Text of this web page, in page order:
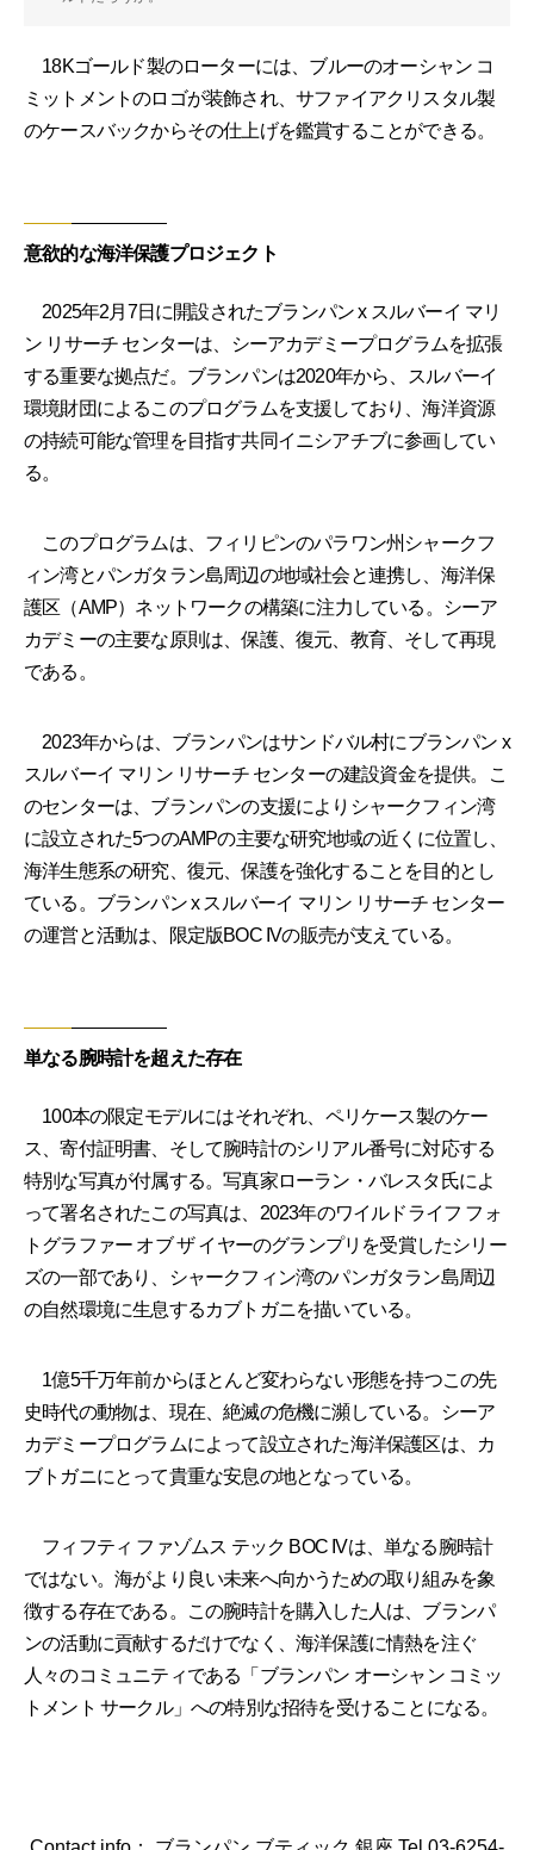
18Kゴールド製のローターには、ブルーのオーシャン コ
ミットメントのロゴが装飾され、サファイアクリスタル製
のケースバックからその仕上げを鑑賞することができる。
意欲的な海洋保護プロジェクト
2025年2月7日に開設されたブランパン x スルバーイ マリ
ン リサーチ センターは、シーアカデミープログラムを拡張
する重要な拠点だ。ブランパンは2020年から、スルバーイ
環境財団によるこのプログラムを支援しており、海洋資源
の持続可能な管理を目指す共同イニシアチブに参画してい
る。
このプログラムは、フィリピンのパラワン州シャークフ
ィン湾とパンガタラン島周辺の地域社会と連携し、海洋保
護区（AMP）ネットワークの構築に注力している。シーア
カデミーの主要な原則は、保護、復元、教育、そして再現
である。
2023年からは、ブランパンはサンドバル村にブランパン x
スルバーイ マリン リサーチ センターの建設資金を提供。こ
のセンターは、ブランパンの支援によりシャークフィン湾
に設立された5つのAMPの主要な研究地域の近くに位置し、
海洋生態系の研究、復元、保護を強化することを目的とし
ている。ブランパン x スルバーイ マリン リサーチ センター
の運営と活動は、限定版BOC IVの販売が支えている。
単なる腕時計を超えた存在
100本の限定モデルにはそれぞれ、ペリケース製のケー
ス、寄付証明書、そして腕時計のシリアル番号に対応する
特別な写真が付属する。写真家ローラン・バレスタ氏によ
って署名されたこの写真は、2023年のワイルドライフ フォ
トグラファー オブ ザ イヤーのグランプリを受賞したシリー
ズの一部であり、シャークフィン湾のパンガタラン島周辺
の自然環境に生息するカブトガニを描いている。
1億5千万年前からほとんど変わらない形態を持つこの先
史時代の動物は、現在、絶滅の危機に瀕している。シーア
カデミープログラムによって設立された海洋保護区は、カ
ブトガニにとって貴重な安息の地となっている。
フィフティ ファゾムス テック BOC IVは、単なる腕時計
ではない。海がより良い未来へ向かうための取り組みを象
徴する存在である。この腕時計を購入した人は、ブランパ
ンの活動に貢献するだけでなく、海洋保護に情熱を注ぐ
人々のコミュニティである「ブランパン オーシャン コミッ
トメント サークル」への特別な招待を受けることになる。